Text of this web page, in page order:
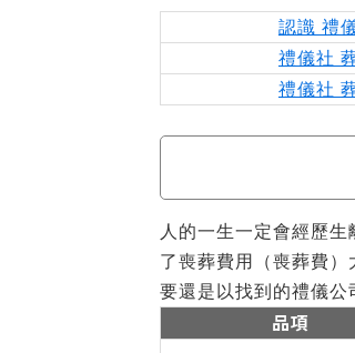
認識 禮
禮儀社
禮儀社
人的一生一定會經歷
了喪葬費用（喪葬費
要還是以找到的禮儀公
品項